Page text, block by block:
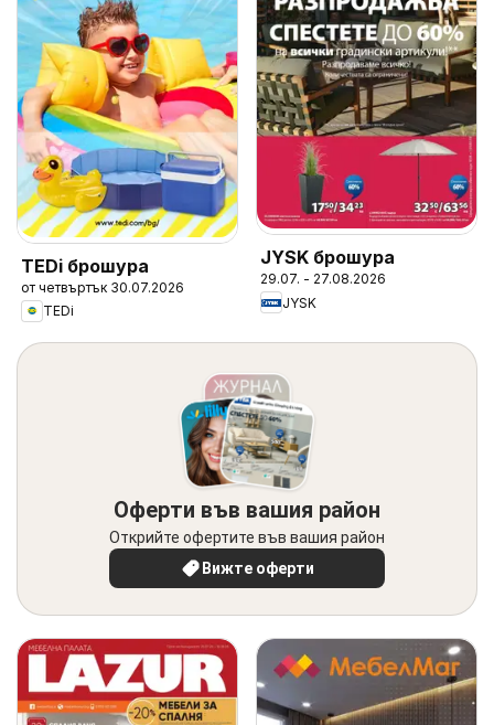
TEDi брошура
от четвъртък 30.07.2026
TEDi
JYSK брошура
29.07. - 27.08.2026
JYSK
Оферти във вашия район
Открийте офертите във вашия район
Вижте оферти